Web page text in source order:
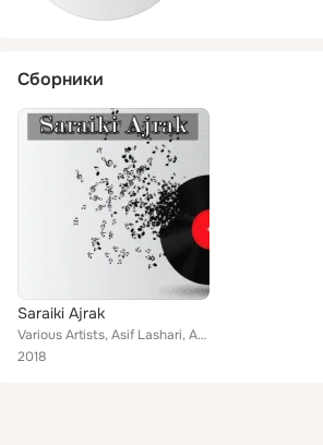
Сборники
Saraiki Ajrak
Various Artists, Asif Lashari, Abda Hussain, Akmal Sujabadi, Lala Islam, Naveed Abdi
2018